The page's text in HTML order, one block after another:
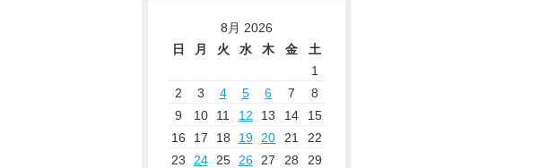
8月 2026
日
月 火 水 木 金
土
1
2
3 4 5 6 7
8
9
10 11 12 13 14
15
16
17 18 19 20 21
22
23
24 25 26 27 28
29